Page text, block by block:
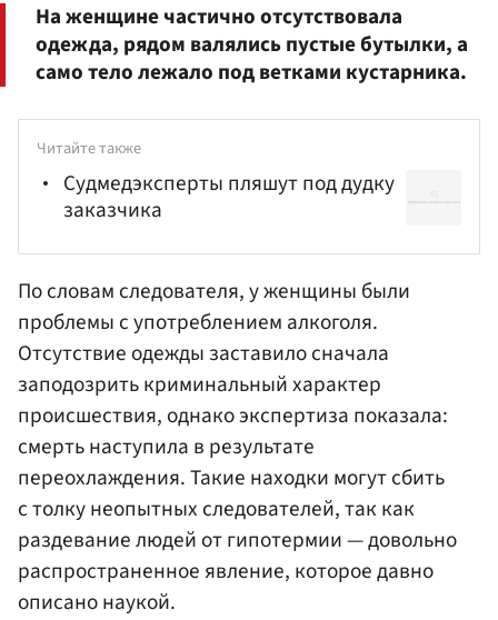
На женщине частично отсутствовала
одежда, рядом валялись пустые бутылки, а
само тело лежало под ветками кустарника.
Читайте также
Судмедэксперты пляшут под дудку
заказчика
По словам следователя, у женщины были
проблемы с употреблением алкоголя.
Отсутствие одежды заставило сначала
заподозрить криминальный характер
происшествия, однако экспертиза показала:
смерть наступила в результате
переохлаждения. Такие находки могут сбить
с толку неопытных следователей, так как
раздевание людей от гипотермии — довольно
распространенное явление, которое давно
описано наукой.